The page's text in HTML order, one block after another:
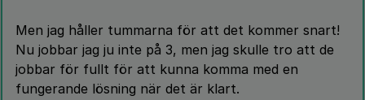
Men jag håller tummarna för att det kommer snart!
Nu jobbar jag ju inte på 3, men jag skulle tro att de
jobbar för fullt för att kunna komma med en
fungerande lösning när det är klart.